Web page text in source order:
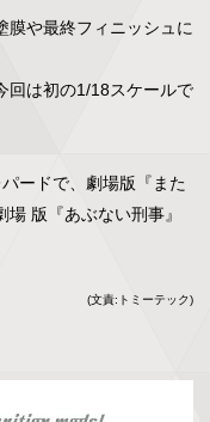
膜や最終フィニッシュに
回は初の1/18スケールで
ードで、劇場版『また
版『あぶない刑事』
(文責:トミーテック)